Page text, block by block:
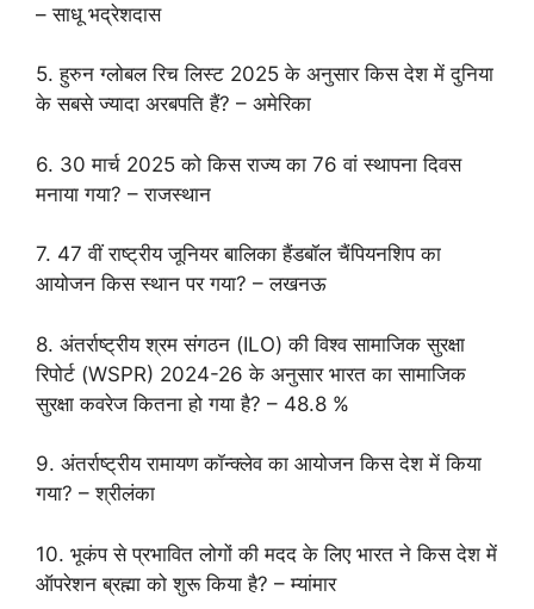
– साधू भद्रेशदास
5. हुरुन ग्लोबल रिच लिस्ट 2025 के अनुसार किस देश में दुनिया
के सबसे ज्यादा अरबपति हैं? – अमेरिका
6. 30 मार्च 2025 को किस राज्य का 76 वां स्थापना दिवस
मनाया गया? – राजस्थान
7. 47 वीं राष्ट्रीय जूनियर बालिका हैंडबॉल चैंपियनशिप का
आयोजन किस स्थान पर गया? – लखनऊ
8. अंतर्राष्ट्रीय श्रम संगठन (ILO) की विश्व सामाजिक सुरक्षा
रिपोर्ट (WSPR) 2024-26 के अनुसार भारत का सामाजिक
सुरक्षा कवरेज कितना हो गया है? – 48.8 %
9. अंतर्राष्ट्रीय रामायण कॉन्क्लेव का आयोजन किस देश में किया
गया? – श्रीलंका
10. भूकंप से प्रभावित लोगों की मदद के लिए भारत ने किस देश में
ऑपरेशन ब्रह्मा को शुरू किया है? – म्यांमार